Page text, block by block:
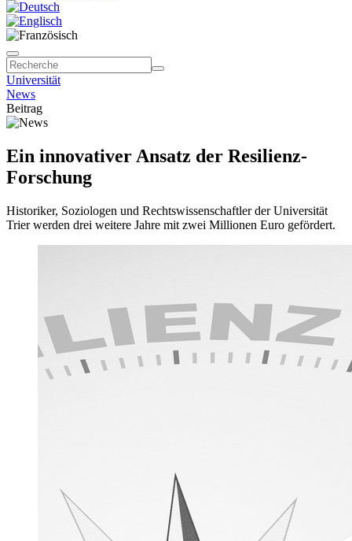
Universität
News
Beitrag
Ein innovativer Ansatz der Resilienz-
Forschung
Historiker, Soziologen und Rechtswissenschaftler der Universität
Trier werden drei weitere Jahre mit zwei Millionen Euro gefördert.